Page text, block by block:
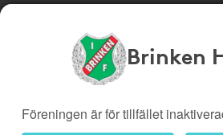
Köp genom denna sida stöttar
Presentkort
Brinken
Föreningen är för tillfället